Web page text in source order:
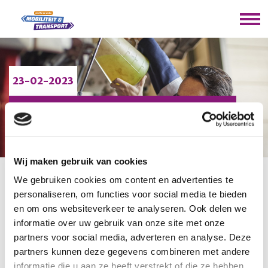
Wij maken gebruik van cookies
We gebruiken cookies om content en advertenties te
personaliseren, om functies voor social media te bieden
en om ons websiteverkeer te analyseren. Ook delen we
informatie over uw gebruik van onze site met onze
partners voor social media, adverteren en analyse. Deze
partners kunnen deze gegevens combineren met andere
23-02-2023
KLANKBORDGROEP
U bevindt zich hier:Home/Nieuws/Klankbordgroep PGP
19-01-2023
Op 19 januari 2023 vond er een bijeenkomst over het
Praktijkgericht Programma M&T plaats. Met
presentaties van SLO en Bossche Vakschool werd er